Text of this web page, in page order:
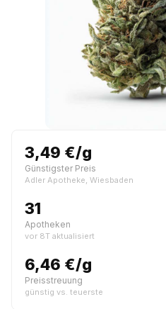
3,49 €/g
Günstigster Preis
Adler Apotheke, Wiesbaden
31
Apotheken
vor 8T aktualisiert
6,46 €/g
Preisstreuung
günstig vs. teuerste